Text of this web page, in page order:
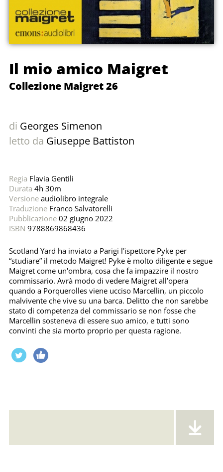
Il mio amico Maigret
Collezione Maigret 26
di Georges Simenon
letto da Giuseppe Battiston
Regia Flavia Gentili
Durata 4h 30m
Versioneaudiolibro integrale
TraduzioneFranco Salvatorelli
Pubblicazione02 giugno 2022
ISBN 9788869868436
Scotland Yard ha inviato a Parigi l'ispettore Pyke per
“studiare” il metodo Maigret! Pyke è molto diligente e segue
Maigret come un'ombra, cosa che fa impazzire il nostro
commissario. Avrà modo di vedere Maigret all’opera
quando a Porquerolles viene ucciso Marcellin, un piccolo
malvivente che vive su una barca. Delitto che non sarebbe
stato di competenza del commissario se non fosse che
Marcellin sosteneva di essere suo amico, e tutti sono
convinti che sia morto proprio per questa ragione.